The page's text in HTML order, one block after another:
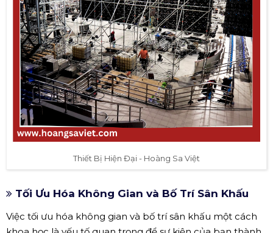
Thiết Bị Hiện Đại - Hoàng Sa Việt
Tối Ưu Hóa Không Gian và Bố Trí Sân Khấu
Việc tối ưu hóa không gian và bố trí sân khấu một cách